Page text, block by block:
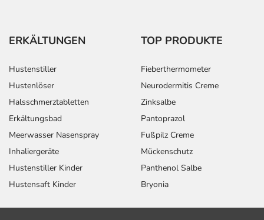
ERKÄLTUNGEN
Hustenstiller
Hustenlöser
Halsschmerztabletten
Erkältungsbad
Meerwasser Nasenspray
Inhaliergeräte
Hustenstiller Kinder
Hustensaft Kinder
TOP PRODUKTE
Fieberthermometer
Neurodermitis Creme
Zinksalbe
Pantoprazol
Fußpilz Creme
Mückenschutz
Panthenol Salbe
Bryonia